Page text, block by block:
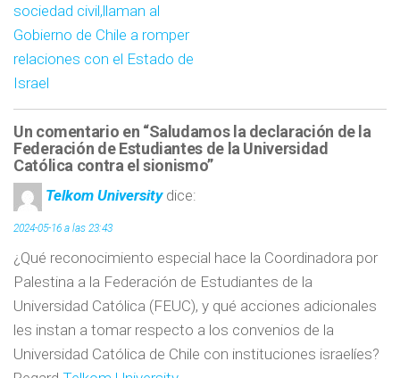
sociedad civil,llaman al
Gobierno de Chile a romper
relaciones con el Estado de
Israel
Un comentario en “Saludamos la declaración de la
Federación de Estudiantes de la Universidad
Católica contra el sionismo”
Telkom University dice:
2024-05-16 a las 23:43
¿Qué reconocimiento especial hace la Coordinadora por
Palestina a la Federación de Estudiantes de la
Universidad Católica (FEUC), y qué acciones adicionales
les instan a tomar respecto a los convenios de la
Universidad Católica de Chile con instituciones israelíes?